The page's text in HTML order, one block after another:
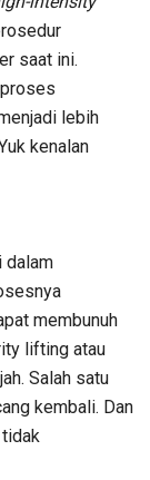
saat ini.
lebih
kenalan
dalam
membunuh
lifting atau
Salah satu
kembali. Dan